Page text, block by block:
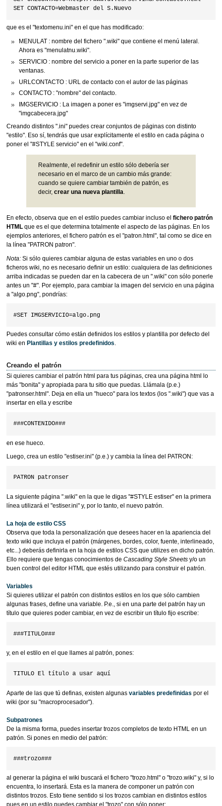
que es el "textomenu.ini" en el que has modificado:
MENULAT : nombre del fichero ".wiki" que contiene el menú lateral.
Ahora es "menulatnu.wiki".
SERVICIO : nombre del servicio a poner en la parte superior de las
ventanas.
URLCONTACTO : URL de contacto con el autor de las páginas
CONTACTO : "nombre" del contacto.
IMGSERVICIO : La imagen a poner es "imgservi.jpg" en vez de
"imgcabecera.jpg"
Creando distintos ".ini" puedes crear conjuntos de páginas con distinto
"estilo". Eso sí, tendrás que usar explícitamente el estilo en cada página o
poner el "#STYLE servicio" en el "wiki.conf".
Realmente, el redefinir un estilo sólo debería ser
necesario en el marco de un cambio más grande:
cuando se quiere cambiar también de patrón, es
decir, crear una nueva plantilla.
En efecto, observa que en el estilo puedes cambiar incluso el fichero patrón
HTMLque es el que determina totalmente el aspecto de las páginas. En los
ejemplos anteriores, el fichero patrón es el "patron.html", tal como se dice en
la línea "PATRON patron".
Nota:Si sólo quieres cambiar alguna de estas variables en uno o dos
ficheros wiki, no es necesario definir un estilo: cualquiera de las definiciones
arriba indicadas se pueden dar en la cabecera de un ".wiki" con sólo ponerle
antes un "#". Por ejemplo, para cambiar la imagen del servicio en una página
a "algo.png", pondrías:
Puedes consultar cómo están definidos los estilos y plantilla por defecto del
wiki en Plantillas y estilos predefinidos.
Creando el patrón
Si quieres cambiar el patrón html para tus páginas, crea una página html lo
más "bonita" y apropiada para tu sitio que puedas. Llámala (p.e.)
"patronser.html". Deja en ella un "hueco" para los textos (los ".wiki") que vas a
insertar en ella y escribe
en ese hueco.
Luego, crea un estilo "estiser.ini" (p.e.) y cambia la línea del PATRON:
La siguiente página ".wiki" en la que le digas "#STYLE estiser" en la primera
línea utilizará el "estiser.ini" y, por lo tanto, el nuevo patrón.
La hoja de estilo CSS
Observa que toda la personalización que desees hacer en la apariencia del
texto wiki que incluya el patrón (márgenes, bordes, color, fuente, interlineado,
etc...) deberás definirla en la hoja de estilos CSS que utilizes en dicho patrón.
Ello requiere que tengas conocimientos de Cascading Style Sheetsy/o un
buen control del editor HTML que estés utilizando para construir el patrón.
Variables
Si quieres utilizar el patrón con distintos estilos en los que sólo cambien
algunas frases, define una variable. P.e., si en una parte del patrón hay un
título que quieres poder cambiar, en vez de escribir un título fijo escribe:
y, en el estilo en el que llames al patrón, pones:
Aparte de las que tú definas, existen algunas variables predefinidas por el
wiki (por su "macroprocesador").
Subpatrones
De la misma forma, puedes insertar trozos completos de texto HTML en un
patrón. Si pones en medio del patrón:
al generar la página el wiki buscará el fichero "trozo.html" o "trozo.wiki" y, si lo
encuentra, lo insertará. Esta es la manera de componer un patrón con
distintos trozos. Esto tiene sentido si los trozos cambian en distintos estilos
pues en un estilo puedes cambiar el "trozo" con sólo poner: